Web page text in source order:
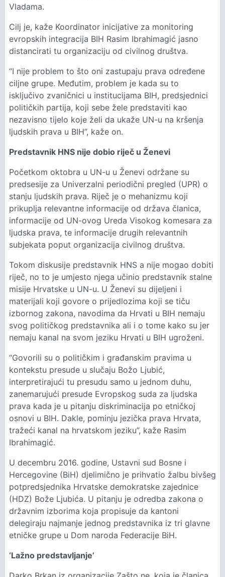
Vladama.
Cilj je, kaže Koordinator inicijative za monitoring
evropskih integracija BIH Rasim Ibrahimagić jasno
distancirati tu organizaciju od civilnog društva.
“I nije problem to što oni zastupaju prava određene
ciljne grupe. Međutim, problem je kada su to
isključivo zvaničnici u institucijama BIH, predsjednici
političkih partija, koji sebe žele predstaviti kao
nezavisno tijelo koje želi da ukaže UN-u na kršenja
ljudskih prava u BIH”, kaže on.
Predstavnik HNS nije dobio riječ u Ženevi
Početkom oktobra u UN-u u Ženevi održane su
predsesije za Univerzalni periodični pregled (UPR) o
stanju ljudskih prava. Riječ je o mehanizmu koji
prikuplja relevantne informacije od država članica,
informacije od UN-ovog Ureda Visokog komesara za
ljudska prava, te informacije drugih relevantnih
subjekata poput organizacija civilnog društva.
Tokom diskusije predstavnik HNS a nije mogao dobiti
riječ, no to je umjesto njega učinio predstavnik stalne
misije Hrvatske u UN-u. U Ženevi su dijeljeni i
materijali koji govore o prijedlozima koji se tiču
izbornog zakona, navodima da Hrvati u BIH nemaju
svog političkog predstavnika ali i o tome kako su jer
nemaju kanal na svom jeziku Hrvati u BIH ugroženi.
“Govorili su o političkim i građanskim pravima u
kontekstu presude u slučaju Božo Ljubić,
interpretirajući tu presudu samo u jednom duhu,
zanemarujući presude Evropskog suda za ljudska
prava kada je u pitanju diskriminacija po etničkoj
osnovi u BIH. Dakle, pominju jezička prava Hrvata,
tražeći kanal na hrvatskom jeziku”, kaže Rasim
Ibrahimagić.
U decembru 2016. godine, Ustavni sud Bosne i
Hercegovine (BiH) djelimično je prihvatio žalbu bivšeg
potpredsjednika Hrvatske demokratske zajednice
(HDZ) Bože Ljubića. U pitanju je odredba zakona o
državnim izborima koja propisuje da kantoni
delegiraju najmanje jednog predstavnika iz tri glavne
etničke grupe u Dom naroda Federacije BiH.
‘Lažno predstavljanje’